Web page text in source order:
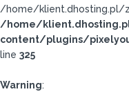
/home/klient.dhosting.pl/
/home/
content/plugins/
line 325
Warning: